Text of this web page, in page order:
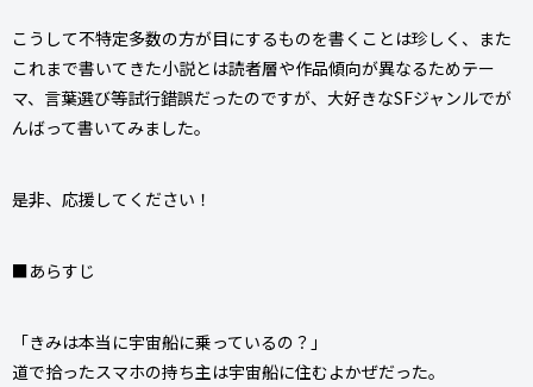
こうして不特定多数の方が目にするものを書くことは珍しく、また
これまで書いてきた小説とは読者層や作品傾向が異なるためテー
マ、言葉選び等試行錯誤だったのですが、大好きなSFジャンルでが
んばって書いてみました。
是非、応援してください！
■あらすじ
「きみは本当に宇宙船に乗っているの？」
道で拾ったスマホの持ち主は宇宙船に住むよかぜだった。